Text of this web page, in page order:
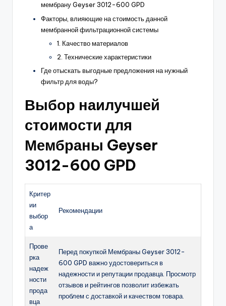
мембрану Geyser 3012-600 GPD
Факторы, влияющие на стоимость данной
мембранной фильтрационной системы
1. Качество материалов
2. Технические характеристики
Где отыскать выгодные предложения на нужный
фильтр для воды?
Выбор наилучшей
стоимости для
Мембраны Geyser
3012-600 GPD
Критер
ии
выбор
а
Рекомендации
Прове
рка
надеж
ности
прода
вца
Перед покупкой Мембраны Geyser 3012-
600 GPD важно удостовериться в
надежности и репутации продавца. Просмотр
отзывов и рейтингов позволит избежать
проблем с доставкой и качеством товара.